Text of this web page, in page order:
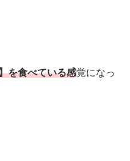
を食べている感覚になっ